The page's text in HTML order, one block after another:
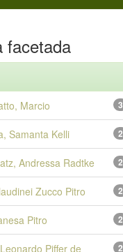
facetada
3
Marcio
2
Samanta Kelli
2
Andressa Radtke
2
Zucco Pitro
2
Pitro
2
Piffer de